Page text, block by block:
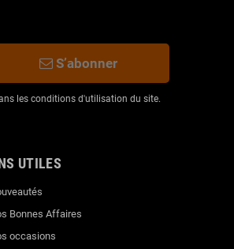
S’abonner
les conditions d'utilisation du site.
UTILES
Bonnes Affaires
occasions